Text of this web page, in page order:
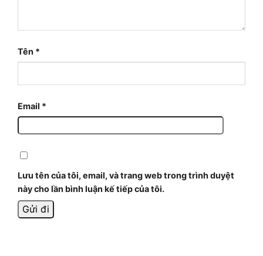
Tên *
Email *
Lưu tên của tôi, email, và trang web trong trình duyệt
này cho lần bình luận kế tiếp của tôi.